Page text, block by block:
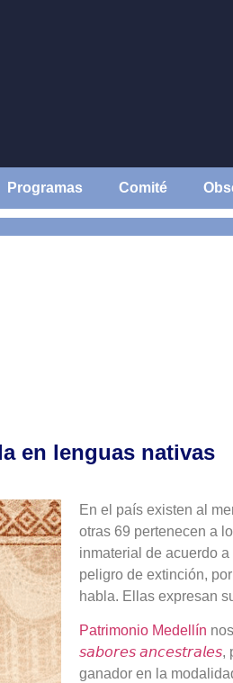
Programas Comité
en lenguas nativas
En el país existen al
otras 69 pertenecen a
inmaterial de acuerdo
peligro de extinción,
habla. Ellas expresan
Patrimonio Medellín
𝘴𝘢𝘣𝘰𝘳𝘦𝘴 𝘢𝘯𝘤𝘦𝘴𝘵𝘳𝘢𝘭𝘦𝘴,
ganador en la